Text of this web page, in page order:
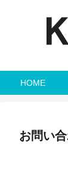
HOME
お問い